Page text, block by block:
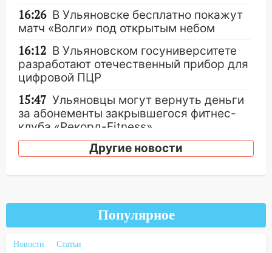
16:26 В Ульяновске бесплатно покажут
матч «Волги» под открытым небом
16:12 В Ульяновском госуниверситете
разработают отечественный прибор для
цифровой ПЦР
15:47 Ульяновцы могут вернуть деньги
за абонементы закрывшегося фитнес-
клуба «Рекорд-Fitness»
После вмешательства
Прокуратура проверяет
капремонт школы в селе Кивать
15:08 В Кузоватово после прокурорской
Другие новости
Популярное
Новости
Статьи